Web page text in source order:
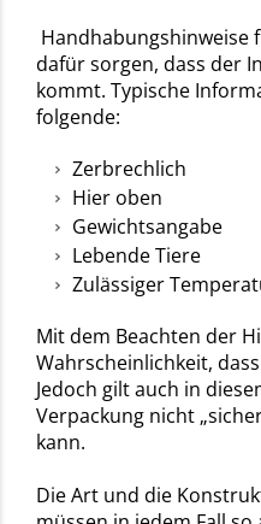
Handhabungshinweise
dafür sorgen, dass der
kommt. Typische
folgende:
Zerbrechlich
Hier oben
Gewichtsangabe
Lebende Tiere
Zulässiger
Mit dem Beachten der
Wahrscheinlichkeit,
Jedoch gilt auch in
Verpackung nicht
kann.
Die Art und die